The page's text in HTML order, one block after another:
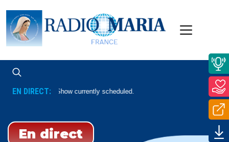
EN DIRECT:No Show currently scheduled.
En direct